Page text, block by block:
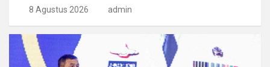
8 Agustus 2026 admin